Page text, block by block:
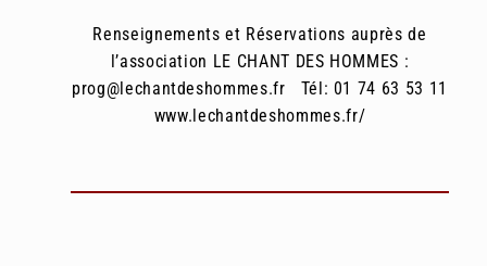
Renseignements et Réservations auprès de
l’association LE CHANT DES HOMMES :
prog@lechantdeshommes.fr
Tél: 01 74 63 53 11
www.lechantdeshommes.fr/